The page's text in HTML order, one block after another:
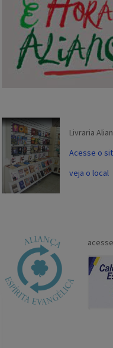
Livraria
Acesse o
veja o local